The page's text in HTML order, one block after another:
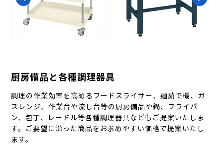
厨房備品と各種調理器具
調理の作業効率を高めるフードスライサー、麺茹で機、ガ
スレンジ、作業台や流し台等の厨房備品や鍋、フライパ
ン、包丁、レードル等各種調理器具などもご提案いたしま
す。ご要望に沿った商品をお求めやすい価格で提案いたし
ます。